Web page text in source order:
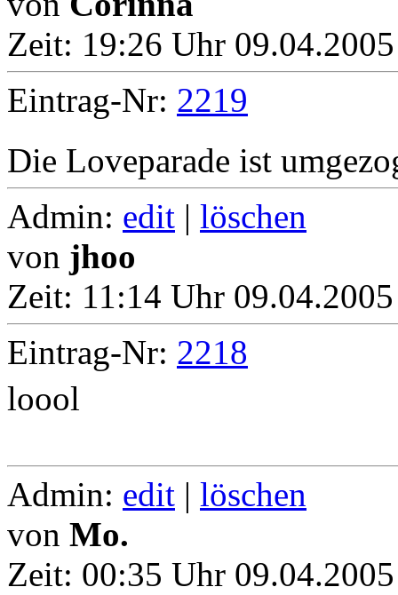
Zeit: 19:26 Uhr
Eintrag-Nr: 2219
Die Loveparade ist
Admin: edit | löschen
von jhoo
Zeit: 11:14 Uhr
Eintrag-Nr: 2218
loool
Admin: edit | löschen
von Mo.
Zeit: 00:35 Uhr